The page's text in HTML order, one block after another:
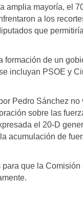
amplia mayoría, el
a los
que
formación de un
incluyan PSOE y
Pedro Sánchez
sobre las
el 20-D
acumulación de
que la